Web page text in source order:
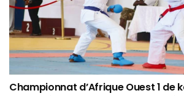
Championnat d’Afrique Ouest 1 de